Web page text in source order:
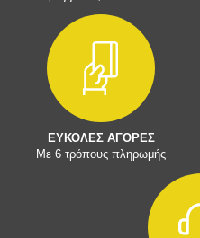
ΕΥΚΟΛΕΣ ΑΓΟΡΕΣ
Με 6 τρόπους πληρωμής